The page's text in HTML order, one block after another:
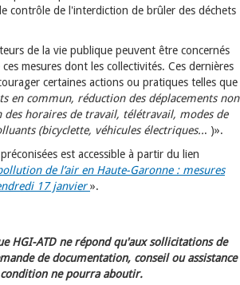
contrôle de l'interdiction de brûler des déchets
de la vie publique peuvent être concernés
mesures dont les collectivités. Ces dernières
certaines actions ou pratiques telles que
en commun, réduction des déplacements non
horaires de travail, télétravail, modes de
(bicyclette, véhicules électriques... )».
préconisées est accessible à partir du lien
de l’air en Haute-Garonne : mesures
17 janvier ».
HGI-ATD ne répond qu'aux sollicitations de
de documentation, conseil ou assistance
ne pourra aboutir.